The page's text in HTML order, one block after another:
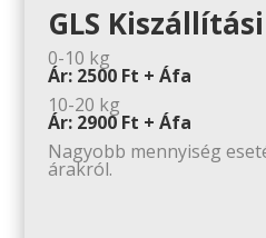
GLS
0-10 kg
Ár: 2500 Ft + Áfa
10-20 kg
Ár: 2900 Ft + Áfa
Nagyobb mennyiség
árakról.